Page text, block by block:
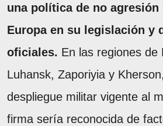
una política de no agresión
Europa en su legislación y
oficiales. En las regiones de
Luhansk, Zaporiyia y
despliegue militar vigente al
firma sería reconocida de